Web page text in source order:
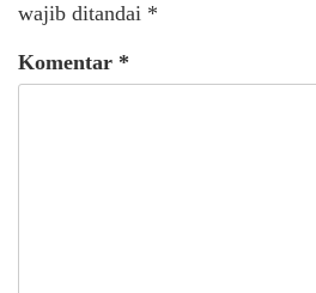
wajib ditandai *
Komentar *